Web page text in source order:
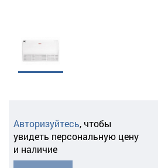
Авторизуйтесь, чтобы
увидеть персональную цену
и наличие